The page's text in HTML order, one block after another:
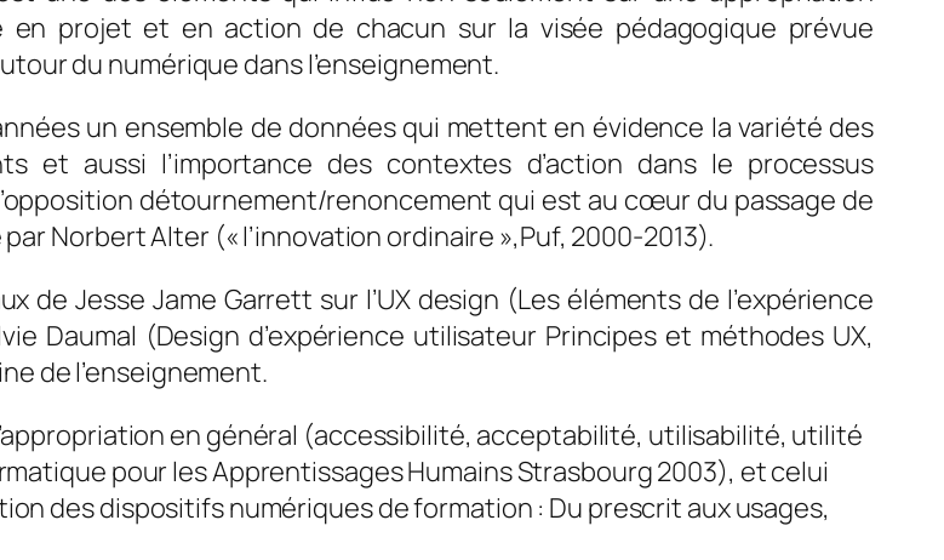
en projet et en action de chacun sur la visée pédagogique prévue
du numérique dans l’enseignement.
un ensemble de données qui mettent en évidence la variété des
et aussi l’importance des contextes d’action dans le processus
détournement/renoncement qui est au cœur du passage de
Norbert Alter (« l’innovation ordinaire »,Puf, 2000-2013).
de Jesse Jame Garrett sur l’UX design (Les éléments de l’expérience
Daumal (Design d’expérience utilisateur Principes et méthodes UX,
de l’enseignement.
en général (accessibilité, acceptabilité, utilisabilité, utilité
pour les Apprentissages Humains Strasbourg 2003), et celui
des dispositifs numériques de formation : Du prescrit aux usages,